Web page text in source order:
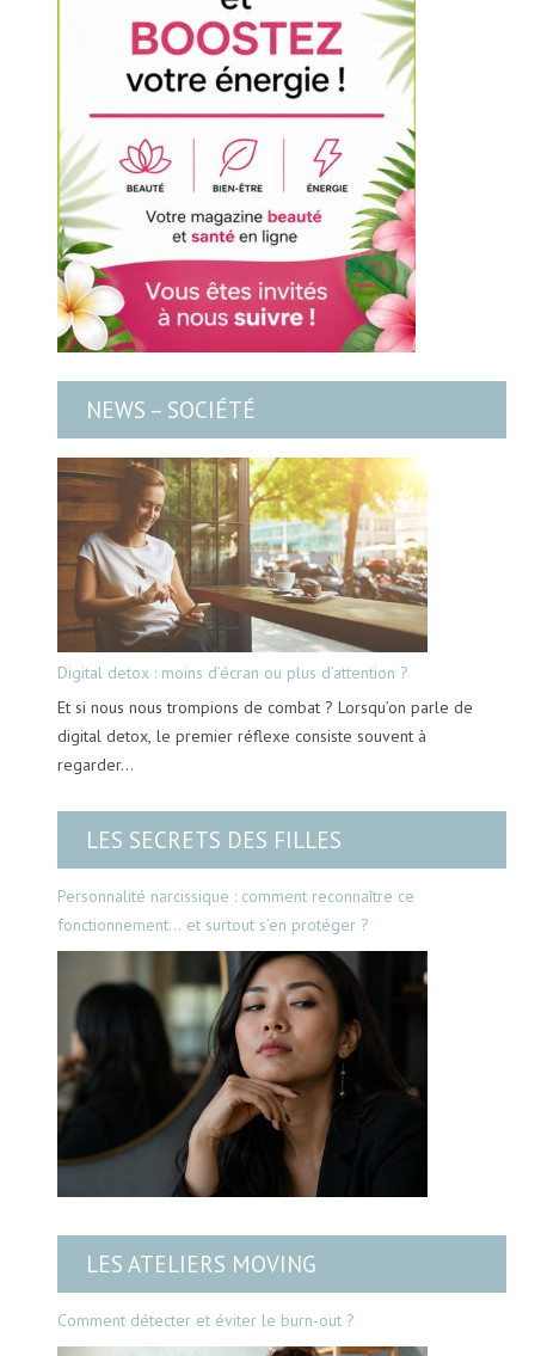
NEWS – SOCIÉTÉ
Digital detox : moins d’écran ou plus d’attention ?
Et si nous nous trompions de combat ? Lorsqu’on parle de
digital detox, le premier réflexe consiste souvent à
regarder…
LES SECRETS DES FILLES
Personnalité narcissique : comment reconnaître ce
fonctionnement… et surtout s’en protéger ?
LES ATELIERS MOVING
Comment détecter et éviter le burn-out ?